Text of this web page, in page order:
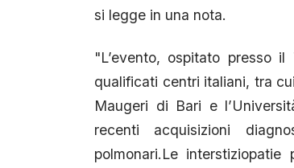
si legge in una nota.
"L’evento, ospitato presso
qualificati centri italiani, tra
Maugeri di Bari e
recenti acquisizioni
polmonari.Le